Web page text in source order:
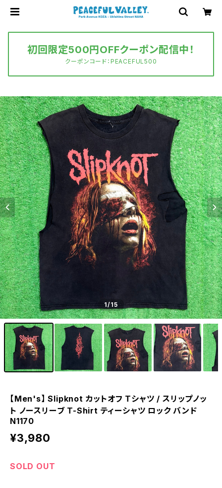
初回限定500円OFFクーポン配信中！
クーポンコード：PEACEFUL500
1/15
【Men's】 Slipknot カットオフ Tシャツ / スリップノッ
ト ノースリーブ T-Shirt ティーシャツ ロック バンド
N1170
¥3,980
SOLD OUT